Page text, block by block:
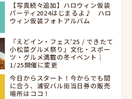
【写真続々追加】ハロウィン仮装
パーティ2024はじまるよ♪ ハロ
ウィン仮装フォトアルバム
『えどイン・フェス‘25 / できたて
小松菜グルメ祭り』文化・スポー
ツ・グルメ満載の冬イベント｜
1/25開催に変更
今日からスタート！今からでも間
に合う、浦安バル街当日券の販売
場所はココ！